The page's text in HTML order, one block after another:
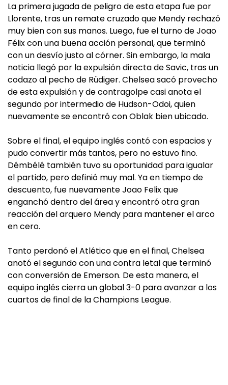
La primera jugada de peligro de esta etapa fue por
Llorente, tras un remate cruzado que Mendy rechazó
muy bien con sus manos. Luego, fue el turno de Joao
Félix con una buena acción personal, que terminó
con un desvío justo al córner. Sin embargo, la mala
noticia llegó por la expulsión directa de Savic, tras un
codazo al pecho de Rüdiger. Chelsea sacó provecho
de esta expulsión y de contragolpe casi anota el
segundo por intermedio de Hudson-Odoi, quien
nuevamente se encontró con Oblak bien ubicado.
Sobre el final, el equipo inglés contó con espacios y
pudo convertir más tantos, pero no estuvo fino.
Démbélé también tuvo su oportunidad para igualar
el partido, pero definió muy mal. Ya en tiempo de
descuento, fue nuevamente Joao Felix que
enganchó dentro del área y encontró otra gran
reacción del arquero Mendy para mantener el arco
en cero.
Tanto perdonó el Atlético que en el final, Chelsea
anotó el segundo con una contra letal que terminó
con conversión de Emerson. De esta manera, el
equipo inglés cierra un global 3-0 para avanzar a los
cuartos de final de la Champions League.